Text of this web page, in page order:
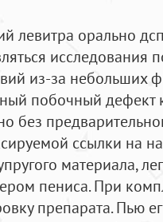
левитра орально
исследования
из-за небольших
побочный дефект
без
ссылки на
материала,
пениса. При
препарата. Пью